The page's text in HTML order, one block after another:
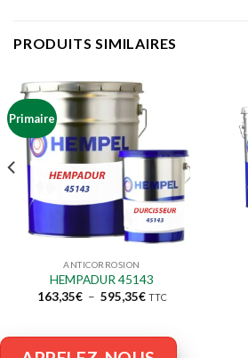
PRODUITS SIMILAIRES
Primaire
ANTICORROSION
HEMPADUR 45143
163,35€ – 595,35€Plage
à
595,35€
TTC